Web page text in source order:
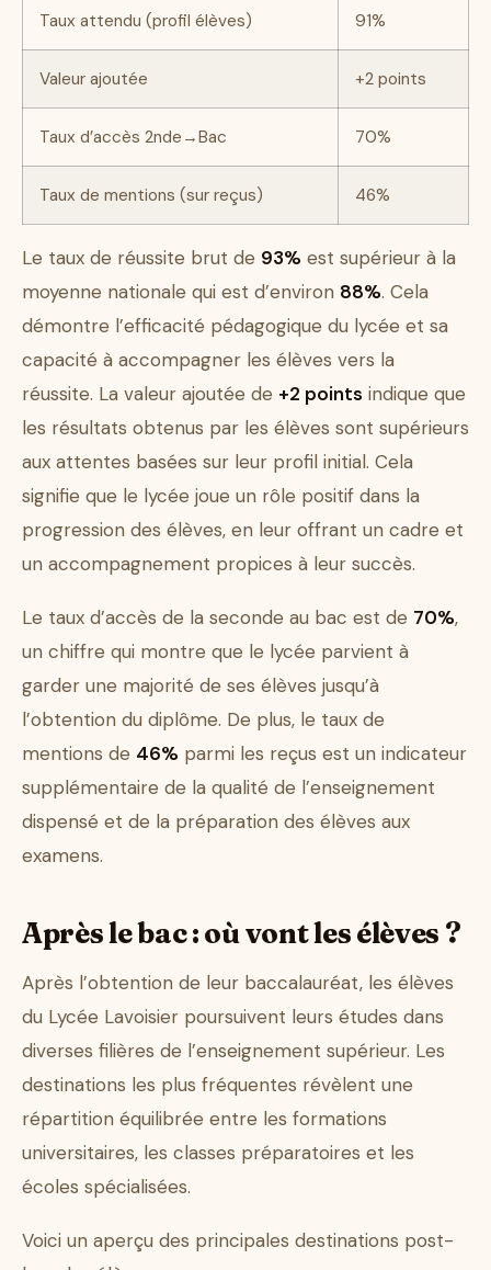
Taux attendu (profil élèves) 91%
Valeur ajoutée +2 points
Taux d’accès 2nde→Bac 70%
Taux de mentions (sur reçus) 46%
Le taux de réussite brut de 93% est supérieur à la
moyenne nationale qui est d’environ 88%. Cela
démontre l’efficacité pédagogique du lycée et sa
capacité à accompagner les élèves vers la
réussite. La valeur ajoutée de +2 points indique que
les résultats obtenus par les élèves sont supérieurs
aux attentes basées sur leur profil initial. Cela
signifie que le lycée joue un rôle positif dans la
progression des élèves, en leur offrant un cadre et
un accompagnement propices à leur succès.
Le taux d’accès de la seconde au bac est de 70%,
un chiffre qui montre que le lycée parvient à
garder une majorité de ses élèves jusqu’à
l’obtention du diplôme. De plus, le taux de
mentions de 46% parmi les reçus est un indicateur
supplémentaire de la qualité de l’enseignement
dispensé et de la préparation des élèves aux
examens.
Après le bac : où vont les élèves ?
Après l’obtention de leur baccalauréat, les élèves
du Lycée Lavoisier poursuivent leurs études dans
diverses filières de l’enseignement supérieur. Les
destinations les plus fréquentes révèlent une
répartition équilibrée entre les formations
universitaires, les classes préparatoires et les
écoles spécialisées.
Voici un aperçu des principales destinations post-